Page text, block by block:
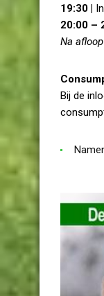
19:30 |
20:00 –
Na
Bij de